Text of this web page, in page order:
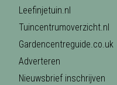
Leefinjetuin.nl
Tuincentrumoverzicht.nl
Gardencentreguide.co.uk
Adverteren
Nieuwsbrief inschrijven